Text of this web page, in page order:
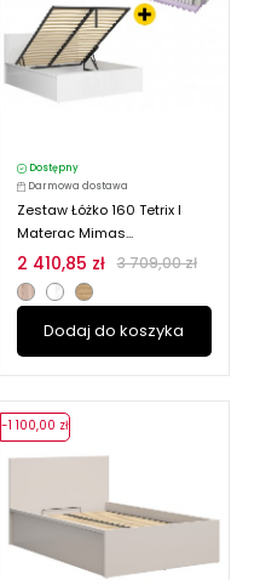
Dostępny
Darmowa dostawa
Zestaw Łóżko 160 Tetrix I
Materac Mimas...
2 410,85 zł 3 709,00 zł
Dodaj do koszyka
-1 100,00 zł